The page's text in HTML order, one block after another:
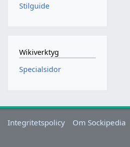
Stilguide
Wikiverktyg
Specialsidor
Integritetspolicy Om Sockipedia